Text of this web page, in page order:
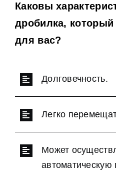
Каковы
дробилка,
для вас?
Долговечность.
Легко
Может
автоматическую